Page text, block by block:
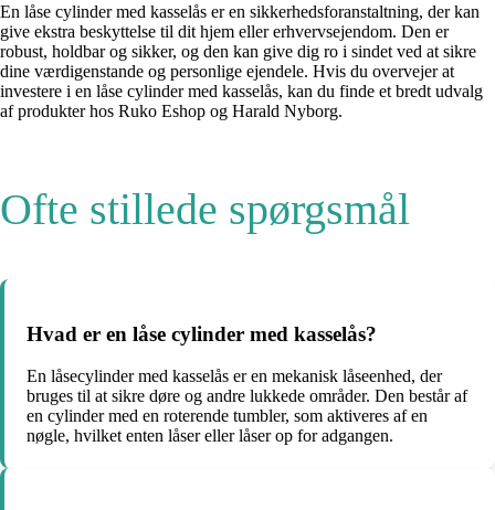
En låse cylinder med kasselås er en sikkerhedsforanstaltning, der kan
give ekstra beskyttelse til dit hjem eller erhvervsejendom. Den er
robust, holdbar og sikker, og den kan give dig ro i sindet ved at sikre
dine værdigenstande og personlige ejendele. Hvis du overvejer at
investere i en låse cylinder med kasselås, kan du finde et bredt udvalg
af produkter hos Ruko Eshop og Harald Nyborg.
Ofte stillede spørgsmål
Hvad er en låse cylinder med kasselås?
En låsecylinder med kasselås er en mekanisk låseenhed, der
bruges til at sikre døre og andre lukkede områder. Den består af
en cylinder med en roterende tumbler, som aktiveres af en
nøgle, hvilket enten låser eller låser op for adgangen.